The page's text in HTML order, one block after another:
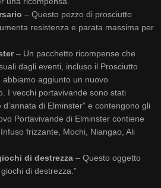
– Questo pezzo di prosciutto
resistenza e parata massima per
– Un pacchetto ricompense che
dagli eventi, incluso il Prosciutto
abbiamo aggiunto un nuovo
I vecchi portavivande sono stati
di Elminster” e contengono gli
Portavivande di Elminster contiene
frizzante, Mochi, Niangao, Ali
di destrezza – Questo oggetto
di destrezza.”